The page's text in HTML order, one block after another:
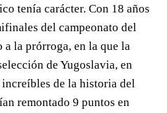
tenía carácter. Con 18 años
del campeonato del
la prórroga, en la que la
de Yugoslavia, en
increíbles de la historia del
remontado 9 puntos en